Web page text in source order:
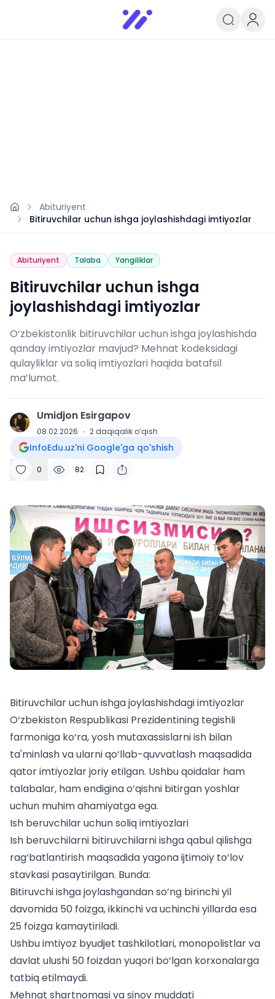
Infoedu
Ta&#039;lim xabarlari va
Abituriyent
Bitiruvchilar uchun ishga joylashishdagi imtiyozlar
Abituriyent Talaba Yangiliklar
Bitiruvchilar uchun ishga
joylashishdagi imtiyozlar
O‘zbekistonlik bitiruvchilar uchun ishga joylashishda
qanday imtiyozlar mavjud? Mehnat kodeksidagi
qulayliklar va soliq imtiyozlari haqida batafsil
ma’lumot.
U Umidjon Esirgapov
08.02.2026 · 2 daqiqalik o‘qish
InfoEdu.uz'ni Google'ga qo'shish
0 82
Bitiruvchilar uchun ishga joylashishdagi imtiyozlar
O‘zbekiston Respublikasi Prezidentining tegishli
farmoniga ko‘ra, yosh mutaxassislarni ish bilan
ta'minlash va ularni qo‘llab-quvvatlash maqsadida
qator imtiyozlar joriy etilgan. Ushbu qoidalar ham
talabalar, ham endigina o‘qishni bitirgan yoshlar
uchun muhim ahamiyatga ega.
Ish beruvchilar uchun soliq imtiyozlari
Ish beruvchilarni bitiruvchilarni ishga qabul qilishga
rag‘batlantirish maqsadida yagona ijtimoiy to‘lov
stavkasi pasaytirilgan. Bunda:
Bitiruvchi ishga joylashgandan so‘ng birinchi yil
davomida 50 foizga, ikkinchi va uchinchi yillarda esa
25 foizga kamaytiriladi.
Ushbu imtiyoz byudjet tashkilotlari, monopolistlar va
davlat ulushi 50 foizdan yuqori bo‘lgan korxonalarga
tatbiq etilmaydi.
Mehnat shartnomasi va sinov muddati